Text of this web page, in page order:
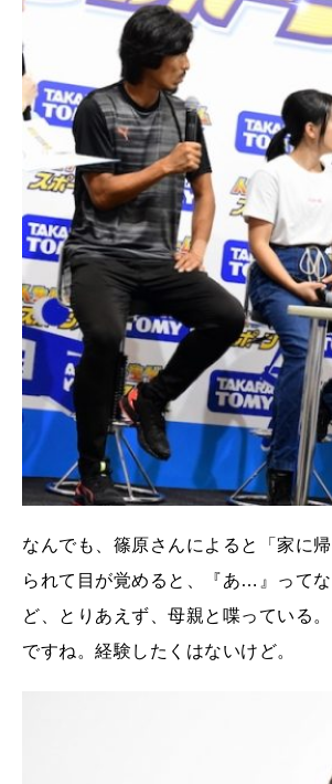
なんでも、篠原さんによると「家に
られて目が覚めると、『あ…』って
ど、とりあえず、母親と喋っている
ですね。経験したくはないけど。